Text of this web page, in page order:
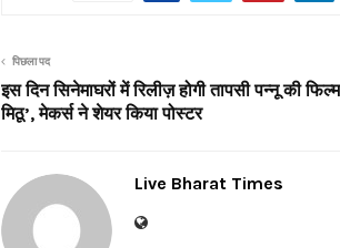
पिछला पद
इस दिन सिनेमाघरों में रिलीज़ होगी तापसी पन्नू की
मिठू’, मेकर्स ने शेयर किया पोस्टर
Live Bharat Times